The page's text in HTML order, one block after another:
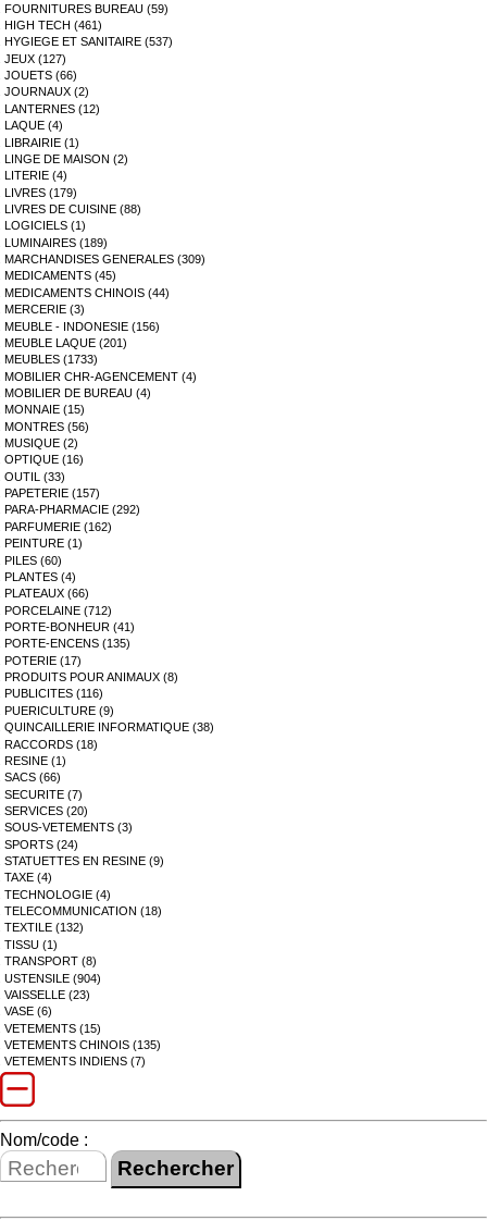
FOURNITURES BUREAU (59)
HIGH TECH (461)
HYGIEGE ET SANITAIRE (537)
JEUX (127)
JOUETS (66)
JOURNAUX (2)
LANTERNES (12)
LAQUE (4)
LIBRAIRIE (1)
LINGE DE MAISON (2)
LITERIE (4)
LIVRES (179)
LIVRES DE CUISINE (88)
LOGICIELS (1)
LUMINAIRES (189)
MARCHANDISES GENERALES (309)
MEDICAMENTS (45)
MEDICAMENTS CHINOIS (44)
MERCERIE (3)
MEUBLE - INDONESIE (156)
MEUBLE LAQUE (201)
MEUBLES (1733)
MOBILIER CHR-AGENCEMENT (4)
MOBILIER DE BUREAU (4)
MONNAIE (15)
MONTRES (56)
MUSIQUE (2)
OPTIQUE (16)
OUTIL (33)
PAPETERIE (157)
PARA-PHARMACIE (292)
PARFUMERIE (162)
PEINTURE (1)
PILES (60)
PLANTES (4)
PLATEAUX (66)
PORCELAINE (712)
PORTE-BONHEUR (41)
PORTE-ENCENS (135)
POTERIE (17)
PRODUITS POUR ANIMAUX (8)
PUBLICITES (116)
PUERICULTURE (9)
QUINCAILLERIE INFORMATIQUE (38)
RACCORDS (18)
RESINE (1)
SACS (66)
SECURITE (7)
SERVICES (20)
SOUS-VETEMENTS (3)
SPORTS (24)
STATUETTES EN RESINE (9)
TAXE (4)
TECHNOLOGIE (4)
TELECOMMUNICATION (18)
TEXTILE (132)
TISSU (1)
TRANSPORT (8)
USTENSILE (904)
VAISSELLE (23)
VASE (6)
VETEMENTS (15)
VETEMENTS CHINOIS (135)
VETEMENTS INDIENS (7)
Nom/code :